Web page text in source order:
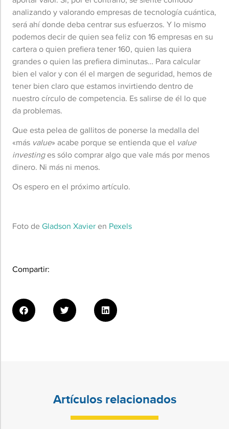
analizando y valorando empresas de tecnología cuántica,
será ahí donde deba centrar sus esfuerzos. Y lo mismo
podemos decir de quien sea feliz con 16 empresas en su
cartera o quien prefiera tener 160, quien las quiera
grandes o quien las prefiera diminutas… Para calcular
bien el valor y con él el margen de seguridad, hemos de
tener bien claro que estamos invirtiendo dentro de
nuestro círculo de competencia. Es salirse de él lo que
da problemas.
Que esta pelea de gallitos de ponerse la medalla del
«más value» acabe porque se entienda que el value
investinges sólo comprar algo que vale más por menos
dinero. Ni más ni menos.
Os espero en el próximo artículo.
Foto deGladson Xavieren Pexels
Compartir:
Artículos relacionados